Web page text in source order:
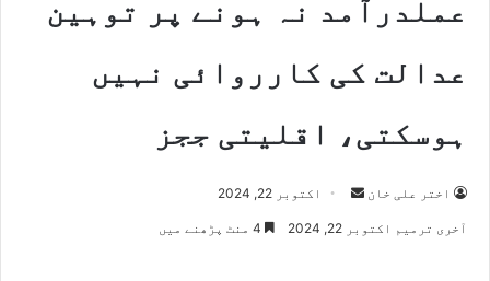
عملدرآمد نہ ہونے پر توہین
عدالت کی کارروائی نہیں
ہوسکتی، اقلیتی ججز
اختر علی خان اکتوبر 22, 2024
آخری ترمیم اکتوبر 22, 2024